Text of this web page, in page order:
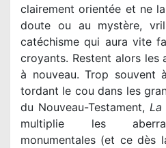
clairement orientée et ne
doute ou au mystère,
catéchisme qui aura vite
croyants. Restent alors les
à nouveau. Trop souvent
tordant le cou dans les
du Nouveau-Testament, La
multiplie les
monumentales (et ce dès